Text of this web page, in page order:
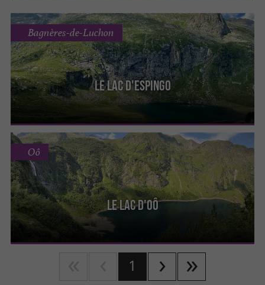
Le Lac d'Espingo
Bagnères-de-Luchon
Le Lac D'Oô
Oô
1